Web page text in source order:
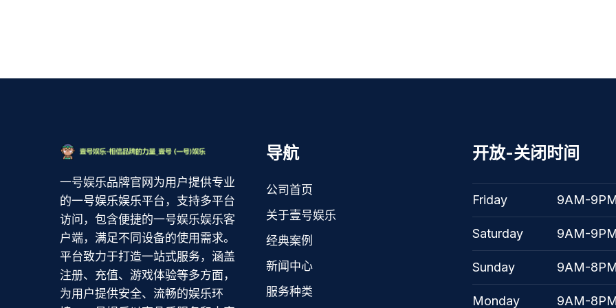
一号娱乐品牌官网为用户提供专业
的一号娱乐娱乐平台，支持多平台
访问，包含便捷的一号娱乐娱乐客
户端，满足不同设备的使用需求。
平台致力于打造一站式服务，涵盖
注册、充值、游戏体验等多方面，
为用户提供安全、流畅的娱乐环
导航
公司首页
关于壹号娱乐
经典案例
新闻中心
服务种类
开放-关闭时间
Friday 9AM-9PM
Saturday 9AM-9PM
Sunday 9AM-8PM
Monday 9AM-8PM